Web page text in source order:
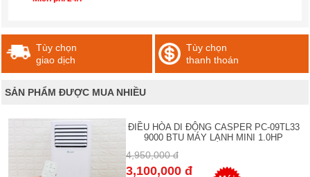
Tùy chọn
giao dịch
Tùy chọn
thanh thoán
SẢN PHẨM ĐƯỢC MUA NHIỀU
ĐIỀU HÒA DI ĐỘNG CASPER PC-09TL33
9000 BTU MÁY LẠNH MINI 1.0HP
4,950,000 đ
3,100,000 đ